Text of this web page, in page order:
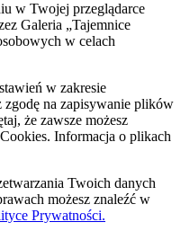
w Twojej przeglądarce
Galeria „Tajemnice
w celach
w zakresie
zgodę na zapisywanie plików
że zawsze możesz
Informacja o plikach
Twoich danych
możesz znaleźć w
Prywatności.